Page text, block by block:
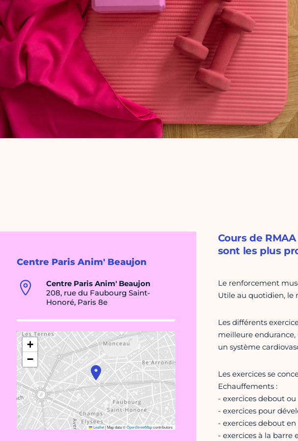
Centre Paris Anim' Beaujon
Centre Paris Anim' Beaujon
208, rue du Faubourg Saint-
Honoré, Paris 8e
+
−
Leaflet|Map data ©OpenStreetMapcontributors
Cours de
sont les plus
Le renforcement
Utile au quotidien, le
Les différents
meilleure
un système
Les exercices se
Echauffements :
- exercices debout
- exercices pour
- exercices debout
- exercices à la barre